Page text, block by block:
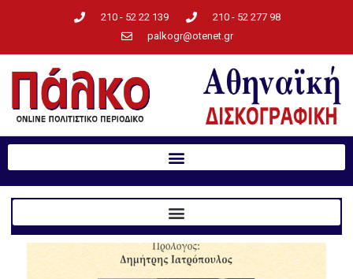
210 - 52 22 139
210 - 52 277 98
palkogr@otenet.gr